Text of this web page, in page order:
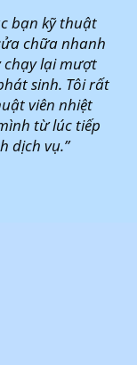
bạn kỹ thuật
chữa nhanh
chạy lại mượt
sinh. Tôi rất
viên nhiệt
từ lúc tiếp
dịch vụ.”